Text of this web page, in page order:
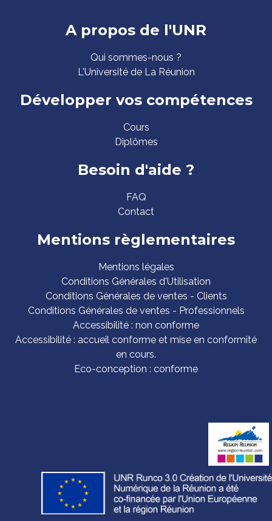
A propos de l'UNR
Qui sommes-nous ?
L'Université de La Réunion
Développer vos compétences
Cours
Diplômes
Besoin d'aide ?
FAQ
Contact
Mentions règlementaires
Mentions légales
Conditions Générales d'Utilisation
Conditions Générales de ventes - Clients
Conditions Générales de ventes - Professionnels
Accessibilité : non conforme
Accessibilité : accueil conforme et mise en conformité
en cours.
Eco-conception : conforme